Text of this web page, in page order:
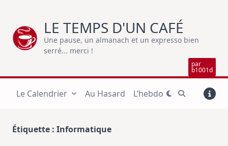
content
LE TEMPS D'UN CAFÉ
Une pause, un almanach et un expresso bien
serré... merci !
par
b1001d
Le Calendrier Au Hasard L’hebdo
Étiquette : Informatique